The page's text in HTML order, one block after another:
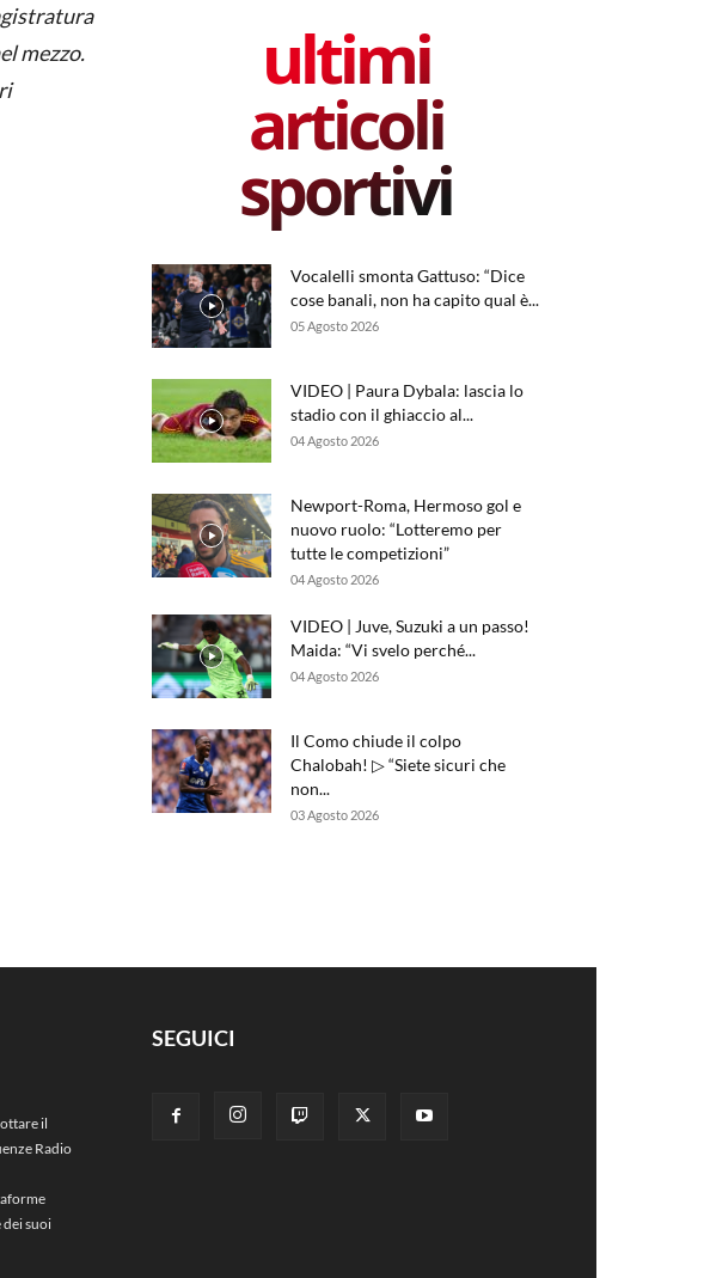
mezzo.
ultimi
articoli
sportivi
Vocalelli smonta Gattuso: “Dice
cose banali, non ha capito qual è...
05 Agosto 2026
VIDEO | Paura Dybala: lascia lo
stadio con il ghiaccio al...
04 Agosto 2026
Newport-Roma, Hermoso gol e
nuovo ruolo: “Lotteremo per
tutte le competizioni”
04 Agosto 2026
VIDEO | Juve, Suzuki a un passo!
Maida: “Vi svelo perché...
04 Agosto 2026
Il Como chiude il colpo
Chalobah! ▷ “Siete sicuri che
non...
03 Agosto 2026
il
Radio
dei suoi
SEGUICI